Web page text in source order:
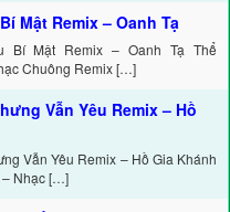
Mật Remix – Oanh Tạ
Bí Mật Remix – Oanh Tạ Thể
Chuông Remix […]
Vẫn Yêu Remix – Hồ
Vẫn Yêu Remix – Hồ Gia Khánh
– Nhạc […]